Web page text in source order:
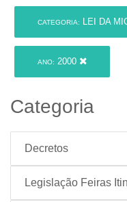
CATEGORIA: LEI DA
ANO: 2000
Categoria
Decretos
Legislação Feiras